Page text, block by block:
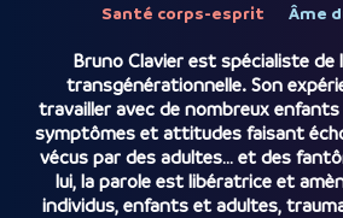
Santé corps-esprit Âme
Bruno Clavier est spécialiste de
transgénérationnelle. Son
travailler avec de nombreux
symptômes et attitudes faisant
vécus par des adultes… et des
lui, la parole est libératrice et
individus, enfants et adultes,